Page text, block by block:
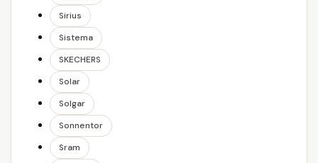
Sirius
Sistema
SKECHERS
Solar
Solgar
Sonnentor
Sram